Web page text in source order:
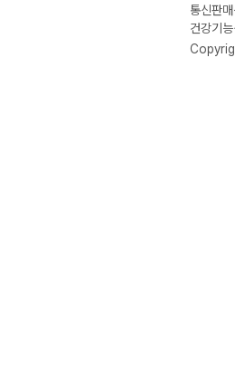
통신판
건강기